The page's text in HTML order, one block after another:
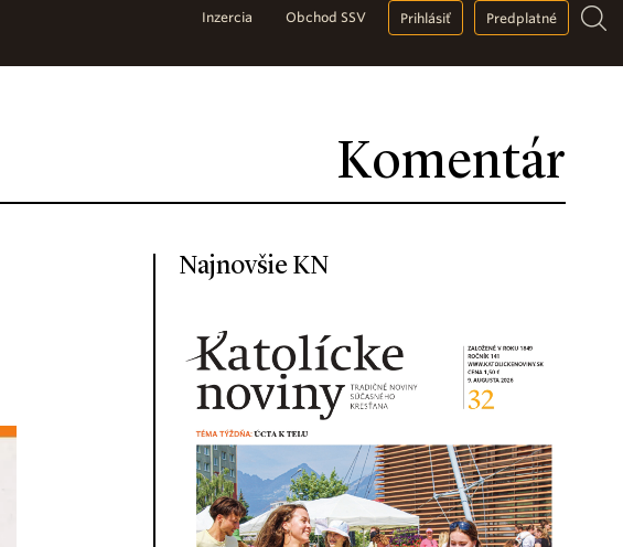
Komentár
Inzercia Obchod SSV Prihlásiť Predplatné
Najnovšie KN